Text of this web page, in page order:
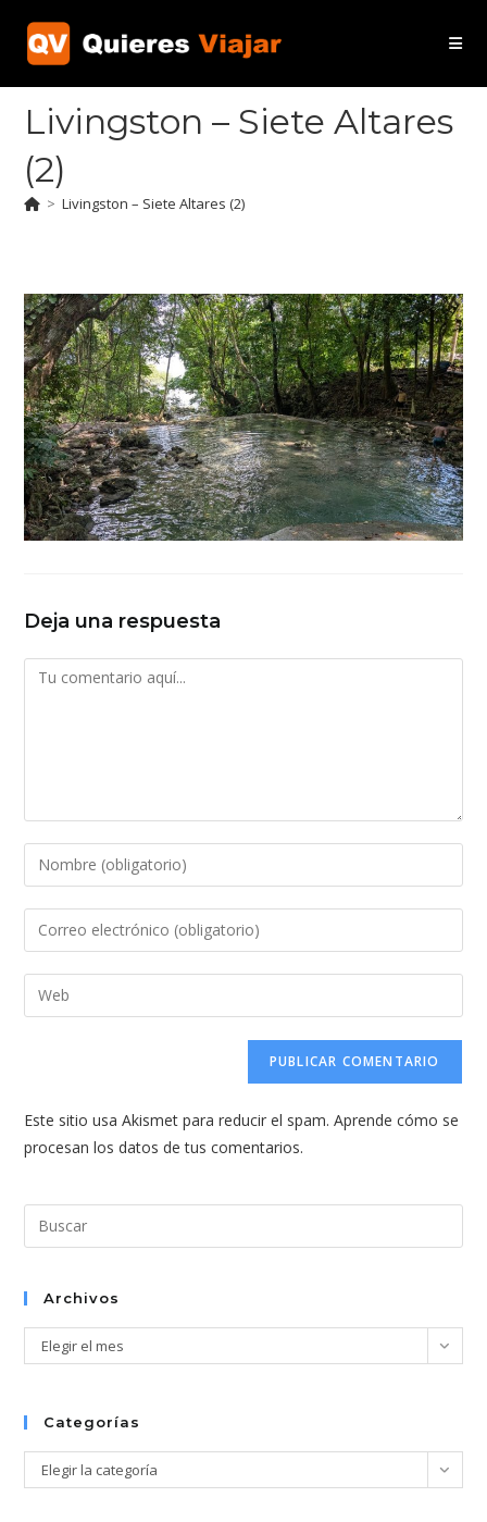
contenido
Livingston – Siete Altares
(2)
> Livingston – Siete Altares (2)
Deja una respuesta
Comentario
Introduce
tu
nombre
de
usuario
Introduce
tu
dirección
de
comentar
Introduce
la
web
(opcional)
Este sitio usa Akismet para reducir el spam.Aprende cómo se
procesan los datos de tus comentarios.
el
Archivos
Archivos
Elegir el mes
Categorías
Categorías
Elegir la categoría